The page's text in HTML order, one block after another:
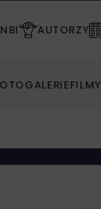
AUTORZY
FILMY